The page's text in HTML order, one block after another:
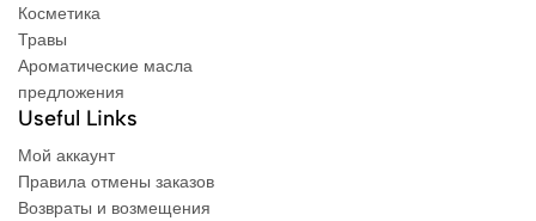
Косметика
Травы
Ароматические масла
предложения
Useful Links
Мой аккаунт
Правила отмены заказов
Возвраты и возмещения